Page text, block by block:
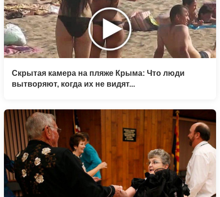
Скрытая камера на пляже Крыма: Что люди
вытворяют, когда их не видят...